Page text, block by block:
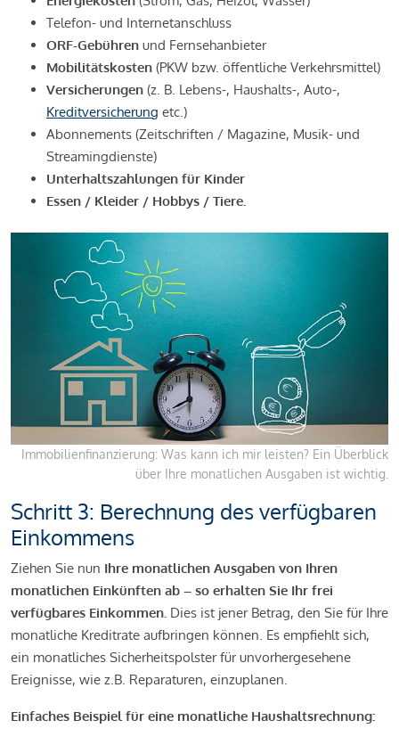
Telefon- und Internetanschluss
ORF-Gebühren und Fernsehanbieter
Mobilitätskosten (PKW bzw. öffentliche Verkehrsmittel)
Versicherungen (z. B. Lebens-, Haushalts-, Auto-,
Kreditversicherung etc.)
Abonnements (Zeitschriften / Magazine, Musik- und
Streamingdienste)
Unterhaltszahlungen für Kinder
Essen / Kleider / Hobbys / Tiere.
Immobilienfinanzierung: Was kann ich mir leisten? Ein Überblick
über Ihre monatlichen Ausgaben ist wichtig.
Schritt 3: Berechnung des verfügbaren
Einkommens
Ziehen Sie nun Ihre monatlichen Ausgaben von Ihren
monatlichen Einkünften ab – so erhalten Sie Ihr frei
verfügbares Einkommen. Dies ist jener Betrag, den Sie für Ihre
monatliche Kreditrate aufbringen können. Es empfiehlt sich,
ein monatliches Sicherheitspolster für unvorhergesehene
Ereignisse, wie z.B. Reparaturen, einzuplanen.
Einfaches Beispiel für eine monatliche Haushaltsrechnung: